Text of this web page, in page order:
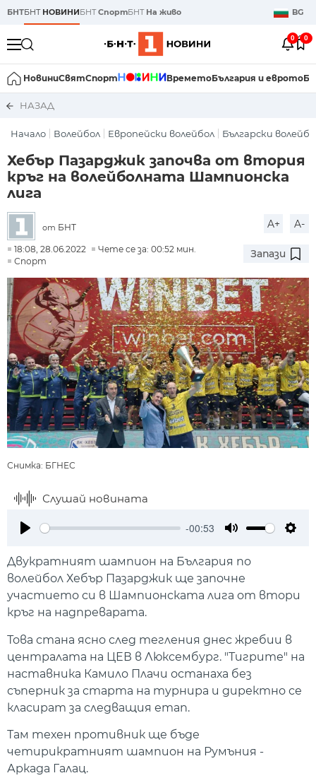
БНТБНТ НОВИНИБНТСпортБНТ На живо BG
0 0
НовиниСвятСпорт ВреметоБългария и еврото
НАЗАД
Начало Волейбол Европейски волейбол Български
Хебър Пазарджик започва от втория
кръг на волейболната Шампионска
лига
от БНТ A+ A-
18:08, 28.06.2022
Чете се за: 00:52 мин.
Спорт
Запази
Снимка: БГНЕС
Слушай новината
-00:53
Двукратният шампион на България по
волейбол Хебър Пазарджик ще започне
участието си в Шампионската лига от втори
кръг на надпреварата.
Това стана ясно след тегления днес жребии в
централата на ЦЕВ в Люксембург. "Тигрите" на
наставника Камило Плачи останаха без
съперник за старта на турнира и директно се
класират за следващия етап.
Там техен противник ще бъде
четирикратният шампион на Румъния -
Аркада Галац.